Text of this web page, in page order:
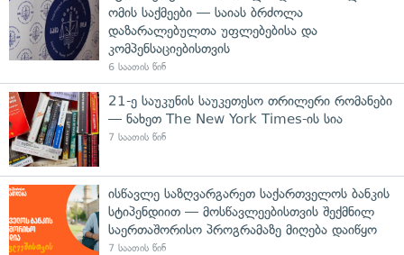
ომის საქმეები — საიას ბრძოლა
დაზარალებულთა უფლებებისა და
კომპენსაციებისთვის
6 საათის წინ
21-ე საუკუნის საუკეთესო თრილერი რომანები
— ნახეთ The New York Times-ის სია
7 საათის წინ
ისწავლე საზღვარგარეთ საქართველოს ბანკის
სტიპენდიით — მოსწავლეებისთვის შექმნილ
საერთაშორისო პროგრამაზე მიღება დაიწყო
7 საათის წინ